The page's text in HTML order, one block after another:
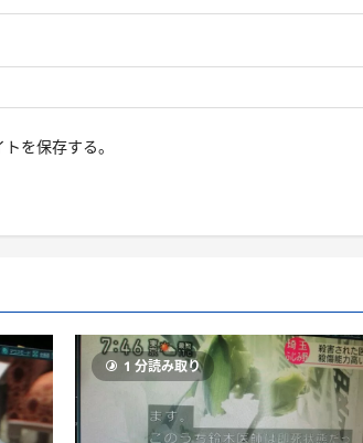
を保存する。
1 分読み取り